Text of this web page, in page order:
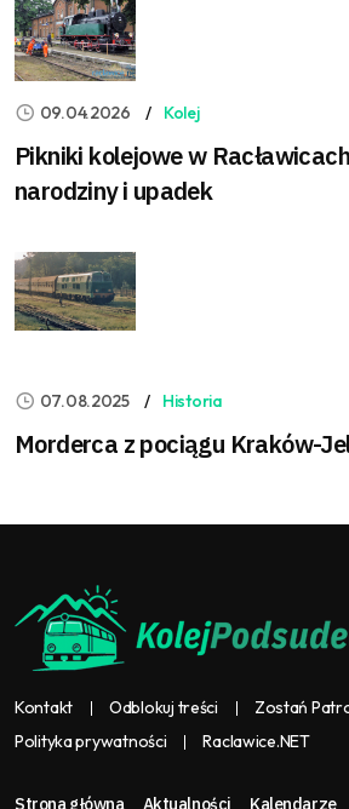
09.04.2026 Kolej
Pikniki kolejowe w
narodziny i upadek
07.08.2025 Historia
Morderca z pociągu Kraków-
Kontakt Odblokuj treści
Zostań
Polityka prywatności
Raclawice.NET